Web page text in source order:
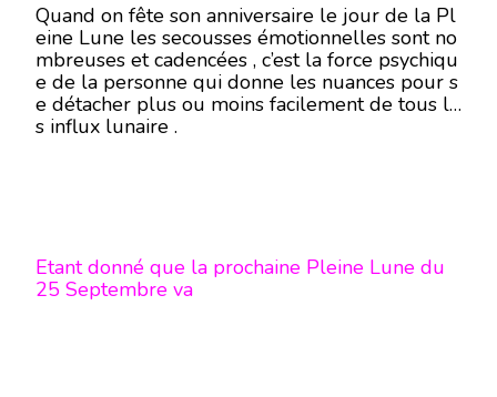
Quand on fête son anniversaire le jour de la Pl
eine Lune les secousses émotionnelles sont no
mbreuses et cadencées , c’est la force psychiqu
e de la personne qui donne les nuances pour s
e détacher plus ou moins facilement de tous le
s influx lunaire .
Etant donné que la prochaine Pleine Lune du
25 Septembre va